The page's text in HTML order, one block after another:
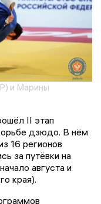
и Марины
II этап
дзюдо. В нём
16 регионов
за путёвки на
августа и
края).